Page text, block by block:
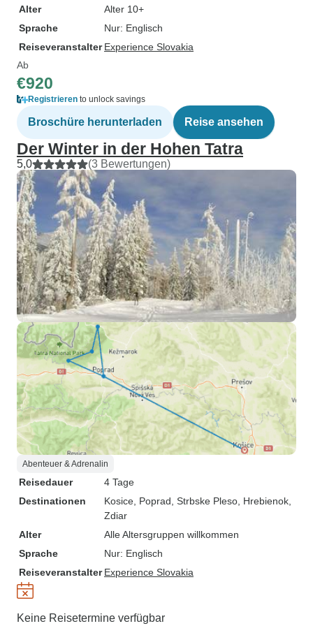
Alter
Alter 10+
Sprache
Nur: Englisch
Reiseveranstalter Experience Slovakia
Ab
€920
Registrieren to unlock savings
Broschüre herunterladen Reise ansehen
Der Winter in der Hohen Tatra
5,0 (3 Bewertungen)
Abenteuer & Adrenalin
Reisedauer
4 Tage
Destinationen
Kosice , Poprad , Strbske Pleso , Hrebienok
Zdiar
Alter
Alle Altersgruppen willkommen
Sprache
Nur: Englisch
Reiseveranstalter Experience Slovakia
Keine Reisetermine verfügbar